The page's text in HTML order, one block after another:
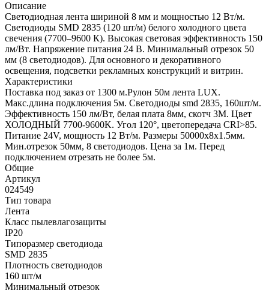
Описание
Светодиодная лента шириной 8 мм и мощностью 12 Вт/м.
Светодиоды SMD 2835 (120 шт/м) белого холодного цвета
свечения (7700–9600 К). Высокая световая эффективность 150
лм/Вт. Напряжение питания 24 В. Минимальный отрезок 50
мм (8 светодиодов). Для основного и декоративного
освещения, подсветки рекламных конструкций и витрин.
Характеристики
Поставка под заказ от 1300 м.Рулон 50м лента LUX.
Макс.длина подключения 5м. Светодиоды smd 2835, 160шт/м.
Эффективность 150 лм/Вт, белая плата 8мм, скотч 3М. Цвет
ХОЛОДНЫЙ 7700-9600K. Угол 120°, цветопередача CRI>85.
Питание 24V, мощность 12 Вт/м. Размеры 50000х8х1.5мм.
Мин.отрезок 50мм, 8 светодиодов. Цена за 1м. Перед
подключением отрезать не более 5м.
Общие
Артикул
024549
Тип товара
Лента
Класс пылевлагозащиты
IP20
Типоразмер светодиода
SMD 2835
Плотность светодиодов
160 шт/м
Минимальный отрезок